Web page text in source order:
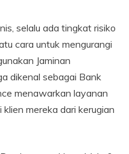
selalu ada tingkat risiko
cara untuk mengurangi
Jaminan
dikenal sebagai Bank
menawarkan layanan
mereka dari kerugian